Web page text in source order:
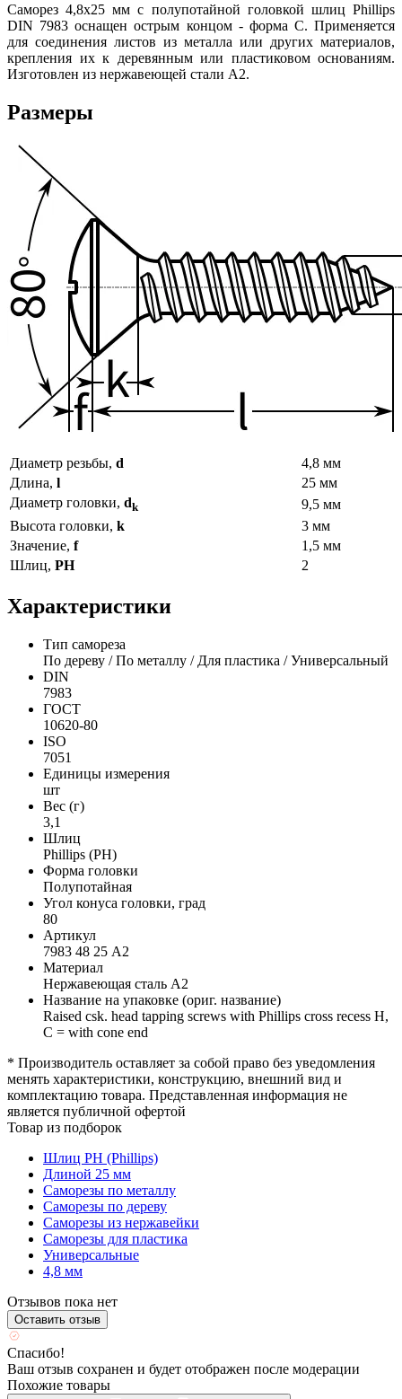
Саморез 4,8х25 мм с полупотайной головкой шлиц Phillips
DIN 7983 оснащен острым концом - форма С. Применяется
для соединения листов из металла или других материалов,
крепления их к деревянным или пластиковом основаниям.
Изготовлен из нержавеющей стали А2.
Размеры
Диаметр резьбы, d
4,8 мм
Длина, l
25 мм
Диаметр головки, dk
9,5 мм
Высота головки, k
3 мм
Значение, f
1,5 мм
Шлиц, PH 2
Характеристики
Тип самореза
По дереву / По металлу / Для пластика / Универсальный
DIN
7983
ГОСТ
10620-80
ISO
7051
Единицы измерения
шт
Вес (г)
3,1
Шлиц
Phillips (PH)
Форма головки
Полупотайная
Угол конуса головки, град
80
Артикул
7983 48 25 А2
Материал
Нержавеющая сталь А2
Название на упаковке (ориг. название)
Raised csk. head tapping screws with Phillips cross recess H,
C = with cone end
* Производитель оставляет за собой право без уведомления
менять характеристики, конструкцию, внешний вид и
комплектацию товара. Представленная информация не
является публичной офертой
Товар из подборок
Шлиц PH (Phillips)
Длиной 25 мм
Саморезы по металлу
Саморезы по дереву
Саморезы из нержавейки
Саморезы для пластика
Универсальные
4,8 мм
Отзывов пока нет
Оставить отзыв
Спасибо!
Ваш отзыв сохранен и будет отображен после модерации
Похожие товары